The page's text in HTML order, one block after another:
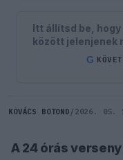
Itt állítsd be,
között jelenjenek
G
KOVÁCS BOTOND / 2026. 05.
A 24 órás